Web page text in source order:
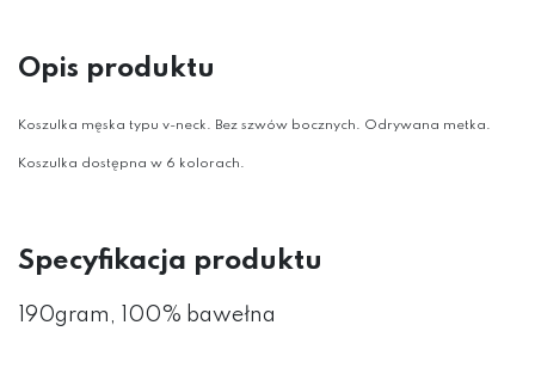
Opis produktu
Koszulka męska typu v-neck. Bez szwów bocznych. Odrywana metka.
Koszulka dostępna w 6 kolorach.
Specyfikacja produktu
190gram, 100% bawełna